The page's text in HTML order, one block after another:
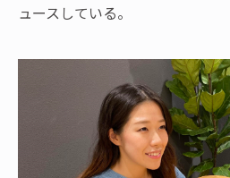
ュースしている。